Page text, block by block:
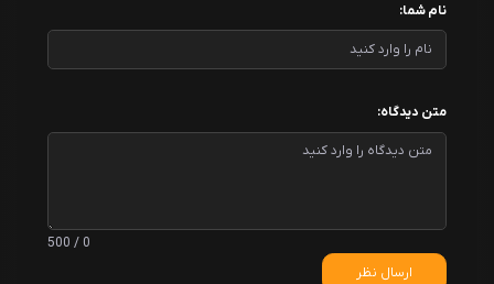
نام شما:
متن دیدگاه:
0 / 500
ارسال نظر